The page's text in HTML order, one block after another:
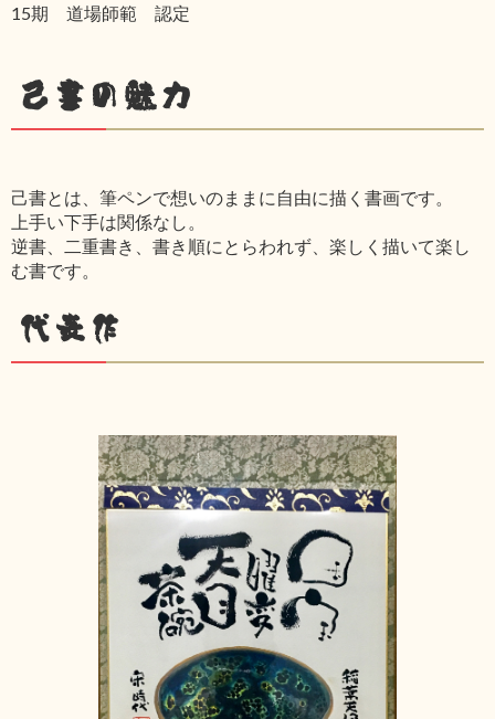
15期 道場師範 認定
己書の魅力
己書とは、筆ペンで想いのままに自由に描く書画です。
上手い下手は関係なし。
逆書、二重書き、書き順にとらわれず、楽しく描いて楽し
む書です。
代表作